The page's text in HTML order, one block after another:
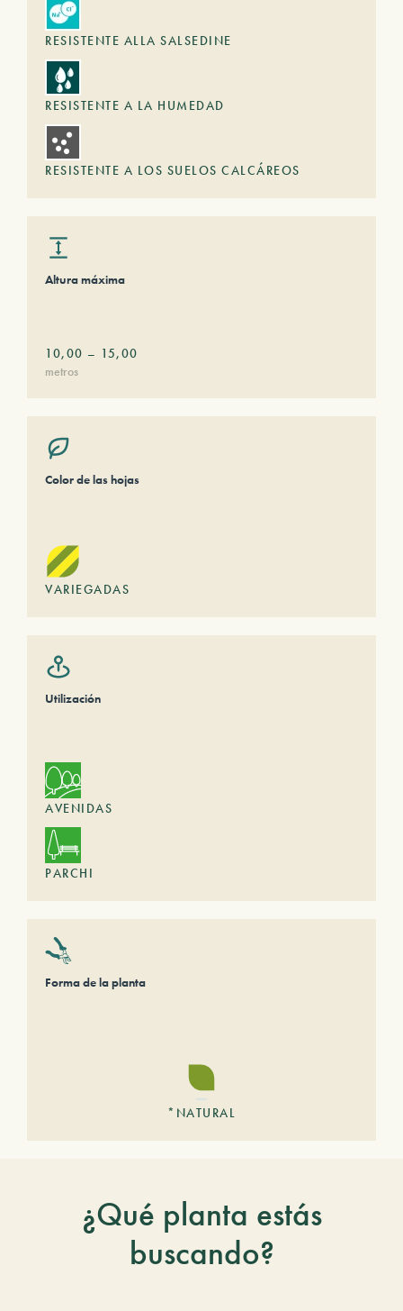
RESISTENTE ALLA SALSEDINE
RESISTENTE A LA HUMEDAD
RESISTENTE A LOS SUELOS CALCÁREOS
Altura máxima
10,00 – 15,00
metros
Color de las hojas
VARIEGADAS
Utilización
AVENIDAS
PARCHI
Forma de la planta
*NATURAL
¿Qué planta estás
buscando?